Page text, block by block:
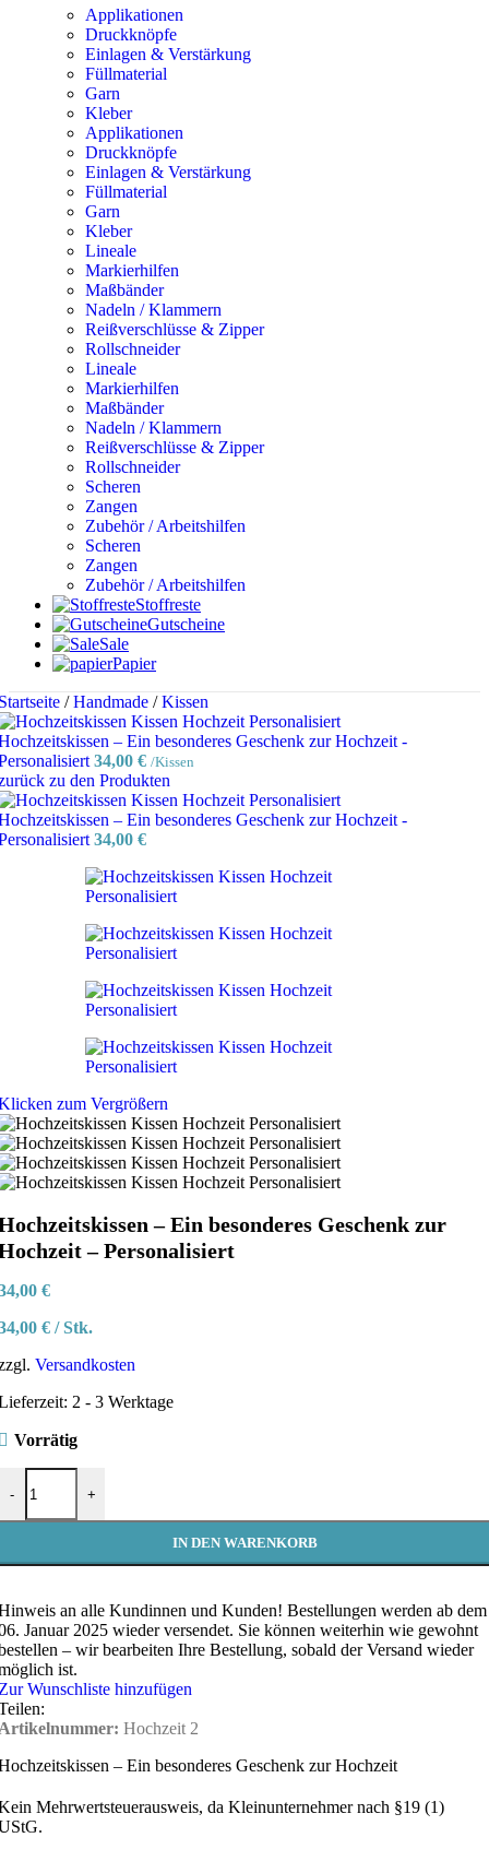
Applikationen
Druckknöpfe
Einlagen & Verstärkung
Füllmaterial
Garn
Kleber
Applikationen
Druckknöpfe
Einlagen & Verstärkung
Füllmaterial
Garn
Kleber
Lineale
Markierhilfen
Maßbänder
Nadeln / Klammern
Reißverschlüsse & Zipper
Rollschneider
Lineale
Markierhilfen
Maßbänder
Nadeln / Klammern
Reißverschlüsse & Zipper
Rollschneider
Scheren
Zangen
Zubehör / Arbeitshilfen
Scheren
Zangen
Zubehör / Arbeitshilfen
Stoffreste
Gutscheine
Sale
Papier
/ Handmade / Kissen
– Ein besonderes Geschenk zur Hochzeit -
34,00 € /Kissen
zu den Produkten
– Ein besonderes Geschenk zur Hochzeit -
34,00 €
zum Vergrößern
– Ein besonderes Geschenk zur
– Personalisiert
€
€ /Stk.
Versandkosten
2 - 3 Werktage
Vorrätig
-
– Ein besonderes Geschenk zur Hochzeit -
+
IN DEN WARENKORB
an alle Kundinnen und Kunden! Bestellungen werden ab dem
Januar 2025 wieder versendet. Sie können weiterhin wie gewohnt
– wir bearbeiten Ihre Bestellung, sobald der Versand wieder
ist.
Wunschliste hinzufügen
Hochzeit 2
– Ein besonderes Geschenk zur Hochzeit
Mehrwertsteuerausweis, da Kleinunternehmer nach §19 (1)